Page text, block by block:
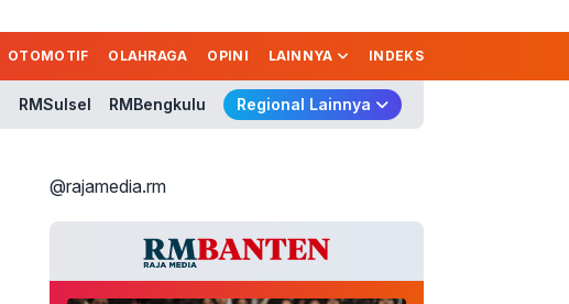
OTOMOTIF OLAHRAGA OPINI LAINNYA INDEKS
RMSulsel RMBengkulu Regional Lainnya
@rajamedia.rm